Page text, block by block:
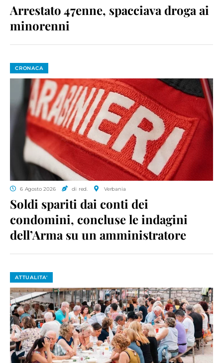
Arrestato 47enne, spacciava droga ai
minorenni
CRONACA
6 Agosto 2026 di red. Verbania
Soldi spariti dai conti dei
condomini, concluse le indagini
dell’Arma su un amministratore
ATTUALITA'